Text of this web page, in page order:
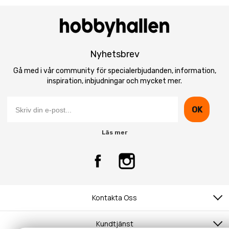
Nyhetsbrev
Gå med i vår community för specialerbjudanden, information,
inspiration, inbjudningar och mycket mer.
OK
Läs mer
Kontakta Oss
Kundtjänst